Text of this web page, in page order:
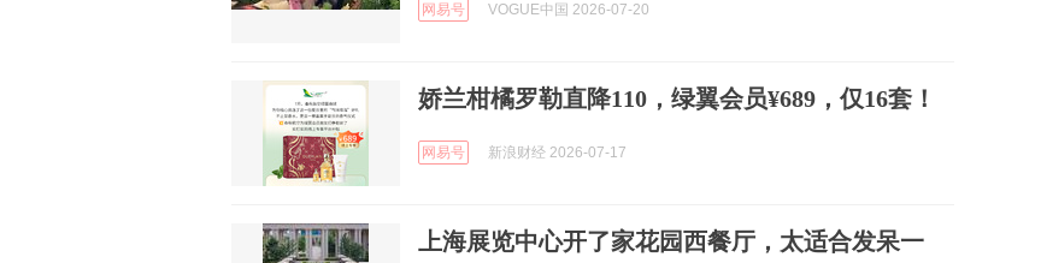
网易号 VOGUE中国 2026-07-20
娇兰柑橘罗勒直降110，绿翼会员¥689，仅16套！
网易号 新浪财经 2026-07-17
上海展览中心开了家花园西餐厅，太适合发呆一